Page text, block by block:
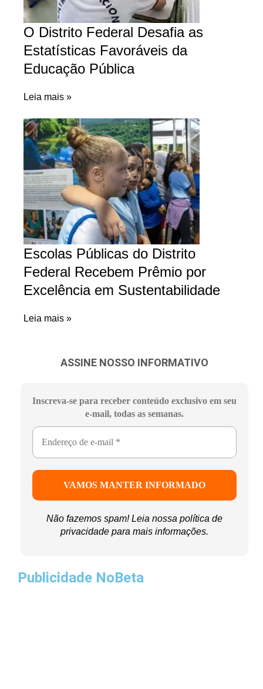
O Distrito Federal Desafia as
Estatísticas Favoráveis da
Educação Pública
Leia mais »
Escolas Públicas do Distrito
Federal Recebem Prêmio por
Excelência em Sustentabilidade
Leia mais »
ASSINE NOSSO INFORMATIVO
Inscreva-se para receber conteúdo exclusivo em seu
e-mail, todas as semanas.
Não fazemos spam! Leia nossa política de
privacidade para mais informações.
Publicidade NoBeta